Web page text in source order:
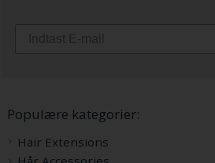
Populære kategorier:
Hair Extensions